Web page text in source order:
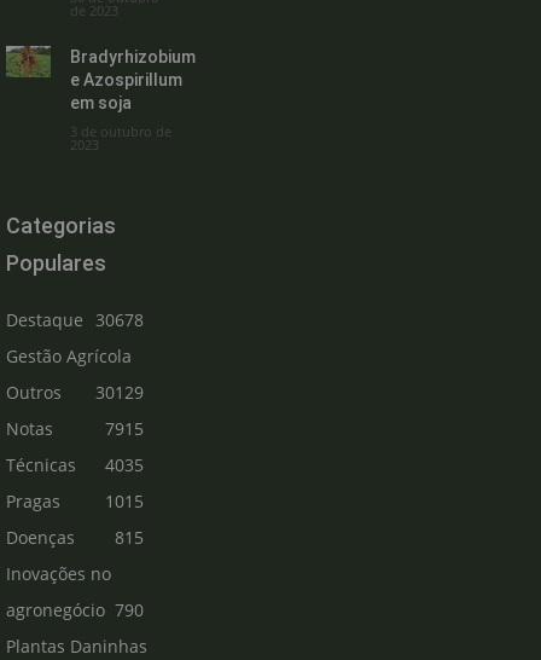
de 2023
Bradyrhizobium
e Azospirillum
em soja
3 de outubro de
2023
Categorias
Populares
Destaque
30678
Gestão Agrícola
30129
Outros
7915
Notas
Técnicas
4035
Pragas
1015
Doenças
815
Inovações no
agronegócio 790
Plantas Daninhas